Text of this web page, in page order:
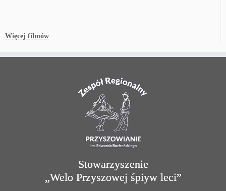
Więcej filmów
Stowarzyszenie
„Welo Przyszowej śpiyw leci”